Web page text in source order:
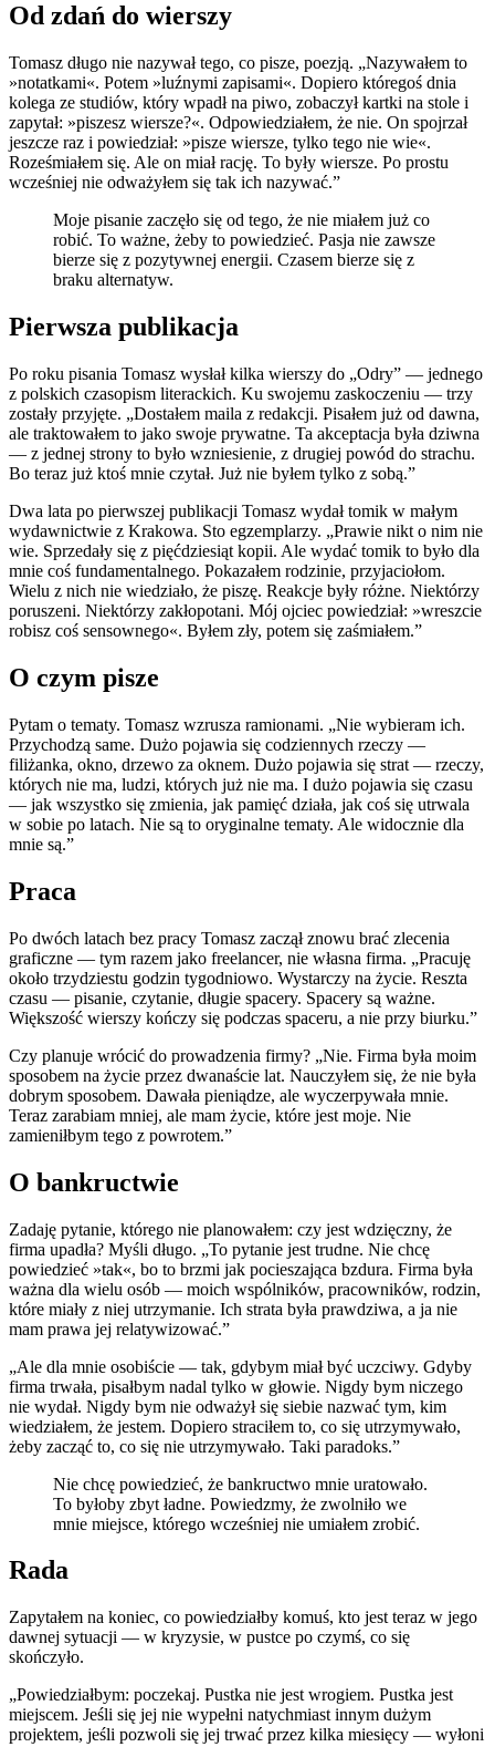
Od zdań do wierszy
Tomasz długo nie nazywał tego, co pisze, poezją. „Nazywałem to
»notatkami«. Potem »luźnymi zapisami«. Dopiero któregoś dnia
kolega ze studiów, który wpadł na piwo, zobaczył kartki na stole i
zapytał: »piszesz wiersze?«. Odpowiedziałem, że nie. On spojrzał
jeszcze raz i powiedział: »pisze wiersze, tylko tego nie wie«.
Roześmiałem się. Ale on miał rację. To były wiersze. Po prostu
wcześniej nie odważyłem się tak ich nazywać.”
Moje pisanie zaczęło się od tego, że nie miałem już co
robić. To ważne, żeby to powiedzieć. Pasja nie zawsze
bierze się z pozytywnej energii. Czasem bierze się z
braku alternatyw.
Pierwsza publikacja
Po roku pisania Tomasz wysłał kilka wierszy do „Odry” — jednego
z polskich czasopism literackich. Ku swojemu zaskoczeniu — trzy
zostały przyjęte. „Dostałem maila z redakcji. Pisałem już od dawna,
ale traktowałem to jako swoje prywatne. Ta akceptacja była dziwna
— z jednej strony to było wzniesienie, z drugiej powód do strachu.
Bo teraz już ktoś mnie czytał. Już nie byłem tylko z sobą.”
Dwa lata po pierwszej publikacji Tomasz wydał tomik w małym
wydawnictwie z Krakowa. Sto egzemplarzy. „Prawie nikt o nim nie
wie. Sprzedały się z pięćdziesiąt kopii. Ale wydać tomik to było dla
mnie coś fundamentalnego. Pokazałem rodzinie, przyjaciołom.
Wielu z nich nie wiedziało, że piszę. Reakcje były różne. Niektórzy
poruszeni. Niektórzy zakłopotani. Mój ojciec powiedział: »wreszcie
robisz coś sensownego«. Byłem zły, potem się zaśmiałem.”
O czym pisze
Pytam o tematy. Tomasz wzrusza ramionami. „Nie wybieram ich.
Przychodzą same. Dużo pojawia się codziennych rzeczy —
filiżanka, okno, drzewo za oknem. Dużo pojawia się strat — rzeczy,
których nie ma, ludzi, których już nie ma. I dużo pojawia się czasu
— jak wszystko się zmienia, jak pamięć działa, jak coś się utrwala
w sobie po latach. Nie są to oryginalne tematy. Ale widocznie dla
mnie są.”
Praca
Po dwóch latach bez pracy Tomasz zaczął znowu brać zlecenia
graficzne — tym razem jako freelancer, nie własna firma. „Pracuję
około trzydziestu godzin tygodniowo. Wystarczy na życie. Reszta
czasu — pisanie, czytanie, długie spacery. Spacery są ważne.
Większość wierszy kończy się podczas spaceru, a nie przy biurku.”
Czy planuje wrócić do prowadzenia firmy? „Nie. Firma była moim
sposobem na życie przez dwanaście lat. Nauczyłem się, że nie była
dobrym sposobem. Dawała pieniądze, ale wyczerpywała mnie.
Teraz zarabiam mniej, ale mam życie, które jest moje. Nie
zamieniłbym tego z powrotem.”
O bankructwie
Zadaję pytanie, którego nie planowałem: czy jest wdzięczny, że
firma upadła? Myśli długo. „To pytanie jest trudne. Nie chcę
powiedzieć »tak«, bo to brzmi jak pocieszająca bzdura. Firma była
ważna dla wielu osób — moich wspólników, pracowników, rodzin,
które miały z niej utrzymanie. Ich strata była prawdziwa, a ja nie
mam prawa jej relatywizować.”
„Ale dla mnie osobiście — tak, gdybym miał być uczciwy. Gdyby
firma trwała, pisałbym nadal tylko w głowie. Nigdy bym niczego
nie wydał. Nigdy bym nie odważył się siebie nazwać tym, kim
wiedziałem, że jestem. Dopiero straciłem to, co się utrzymywało,
żeby zacząć to, co się nie utrzymywało. Taki paradoks.”
Nie chcę powiedzieć, że bankructwo mnie uratowało.
To byłoby zbyt ładne. Powiedzmy, że zwolniło we
mnie miejsce, którego wcześniej nie umiałem zrobić.
Rada
Zapytałem na koniec, co powiedziałby komuś, kto jest teraz w jego
dawnej sytuacji — w kryzysie, w pustce po czymś, co się
skończyło.
„Powiedziałbym: poczekaj. Pustka nie jest wrogiem. Pustka jest
miejscem. Jeśli się jej nie wypełni natychmiast innym dużym
projektem, jeśli pozwoli się jej trwać przez kilka miesięcy — wyłoni